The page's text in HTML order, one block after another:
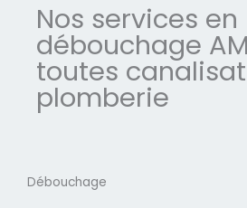
Nos services en
débouchage
toutes
plomberie
Débouchage